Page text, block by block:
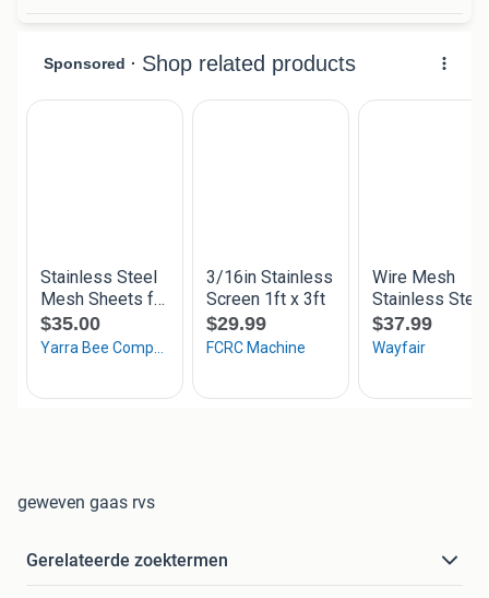
geweven gaas rvs
Gerelateerde zoektermen